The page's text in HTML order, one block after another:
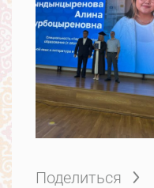
Поделиться